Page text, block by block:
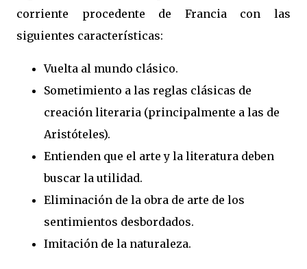
corriente procedente de Francia con las
siguientes características:
Vuelta al mundo clásico.
Sometimiento a las reglas clásicas de
creación literaria (principalmente a las de
Aristóteles).
Entienden que el arte y la literatura deben
buscar la utilidad.
Eliminación de la obra de arte de los
sentimientos desbordados.
Imitación de la naturaleza.